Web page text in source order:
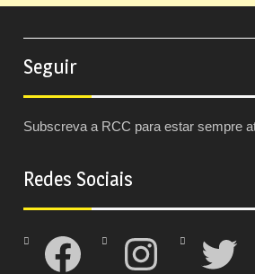
Seguir
Subscreva a RCC para estar sempre
Redes Sociais
Facebook Instagram Twitter